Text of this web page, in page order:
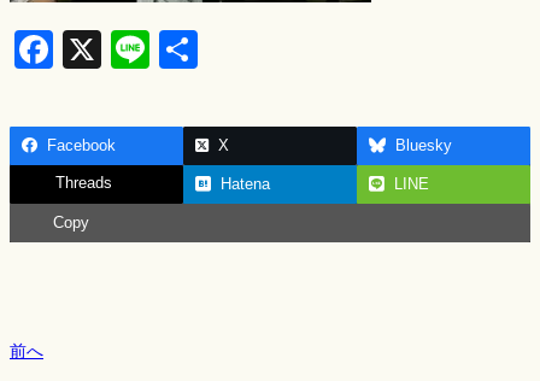
F
c
e
b
o
X
Li
e
ar
e
Facebook X Bluesky
Threads Hatena LINE
Copy
前へ